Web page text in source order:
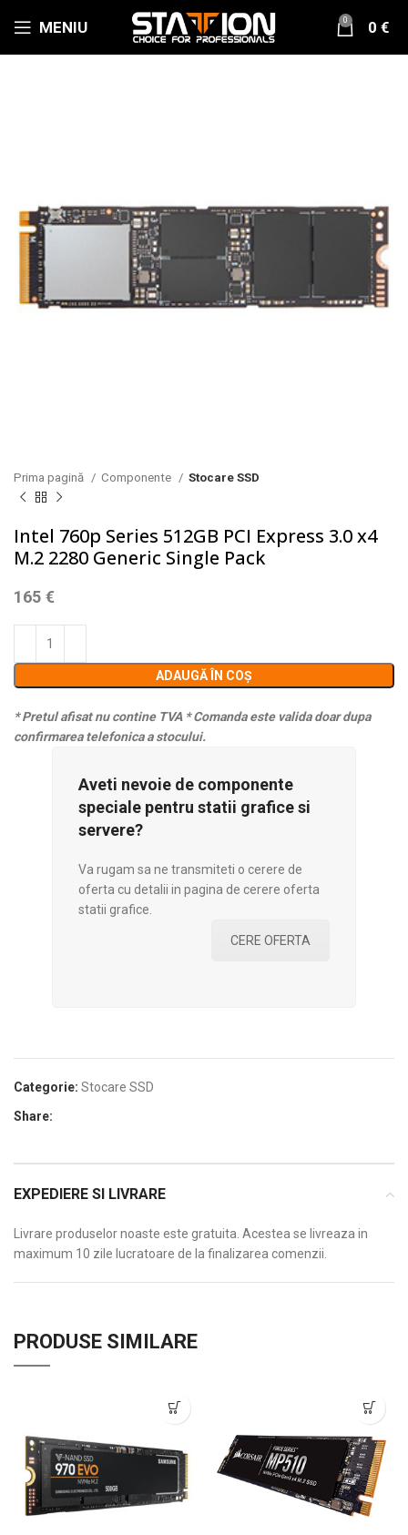
MENIU 0 0 €
Prima pagină Componente Stocare SSD
Intel 760p Series 512GB PCI Express 3.0 x4
M.2 2280 Generic Single Pack
165 €
ADAUGĂ ÎN COȘ
* Pretul afisat nu contine TVA * Comanda este valida doar dupa
confirmarea telefonica a stocului.
Aveti nevoie de componente
speciale pentru statii grafice si
servere?
Va rugam sa ne transmiteti o cerere de
oferta cu detalii in pagina de cerere oferta
statii grafice.
CERE OFERTA
Categorie: Stocare SSD
Share:
EXPEDIERE SI LIVRARE
Livrare produselor noaste este gratuita. Acestea se livreaza in
maximum 10 zile lucratoare de la finalizarea comenzii.
PRODUSE SIMILARE